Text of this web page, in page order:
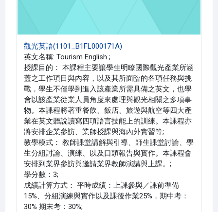
觀光英語(1101_B1FL000171A)
英文名稱: Tourism English ;
授課目的： 本課程主要讓學生明瞭國際觀光產業所涵
蓋之工作項目與內容，以及其所面臨的各項任務與挑
戰，學生不僅學到進入該產業所需具備之英文，也學
會以該產業從業人員角度來處理與觀光相關之多項事
物。本課程將著重餐飲、飯店、旅遊與航空等四大產
業在英文聽說讀寫四項語言技能上的訓練。本課程亦
將安排企業參訪、業師授課與海內外實習等;
教學模式： 教師課堂講解與引導、師生課堂討論、學
生分組討論、演練、以及口頭報告與實作。本課程會
安排到業界參訪與邀請業界教師演講與上課。;
學分數：3;
成績計算方式： 平時成績：上課參與／課前準備
15%、分組演練與實作以及課後作業25%，期中考：
30% 期末考：30%;